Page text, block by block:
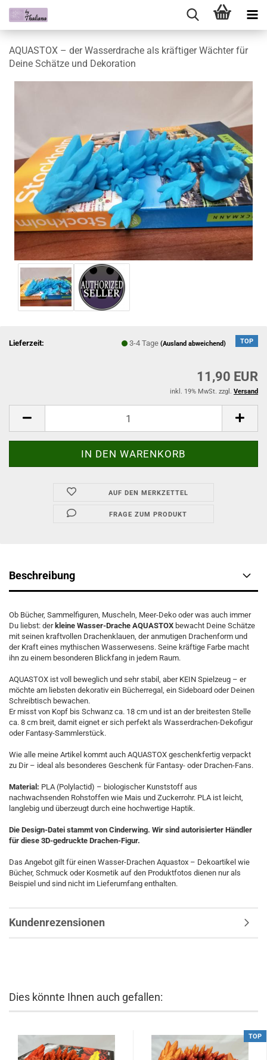
AQUASTOX – der Wasserdrache als kräftiger Wächter für
Deine Schätze und Dekoration
TOP
Lieferzeit: 3-4 Tage(Ausland abweichend)
11,90 EUR
inkl. 19% MwSt. zzgl. Versand
AUF DEN MERKZETTEL
FRAGE ZUM PRODUKT
Beschreibung
Ob Bücher, Sammelfiguren, Muscheln, Meer-Deko oder was auch immer
Du liebst: der kleine Wasser-Drache AQUASTOX bewacht Deine Schätze
mit seinen kraftvollen Drachenklauen, der anmutigen Drachenform und
der Kraft eines mythischen Wasserwesens. Seine kräftige Farbe macht
ihn zu einem besonderen Blickfang in jedem Raum.
AQUASTOX ist voll beweglich und sehr stabil, aber KEIN Spielzeug – er
möchte am liebsten dekorativ ein Bücherregal, ein Sideboard oder Deinen
Schreibtisch bewachen.
Er misst von Kopf bis Schwanz ca. 18 cm und ist an der breitesten Stelle
ca. 8 cm breit, damit eignet er sich perfekt als Wasserdrachen-Dekofigur
oder Fantasy-Sammlerstück.
Wie alle meine Artikel kommt auch AQUASTOX geschenkfertig verpackt
zu Dir – ideal als besonderes Geschenk für Fantasy- oder Drachen-Fans.
Material: PLA (Polylactid) – biologischer Kunststoff aus
nachwachsenden Rohstoffen wie Mais und Zuckerrohr. PLA ist leicht,
langlebig und überzeugt durch eine hochwertige Haptik.
Die Design-Datei stammt von Cinderwing. Wir sind autorisierter Händler
für diese 3D-gedruckte Drachen-Figur.
Das Angebot gilt für einen Wasser-Drachen Aquastox – Dekoartikel wie
Bücher, Schmuck oder Kosmetik auf den Produktfotos dienen nur als
Beispiel und sind nicht im Lieferumfang enthalten.
Kundenrezensionen
Dies könnte Ihnen auch gefallen:
TOP